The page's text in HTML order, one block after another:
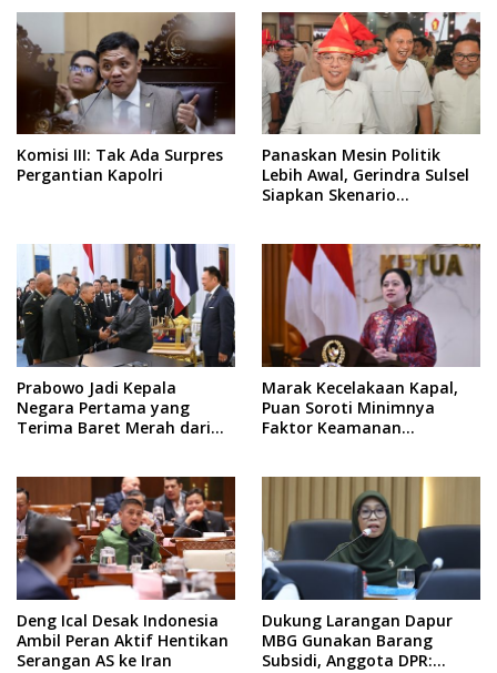
Komisi III: Tak Ada Surpres
Pergantian Kapolri
Panaskan Mesin Politik
Lebih Awal, Gerindra Sulsel
Siapkan Skenario
Prabowo Jadi Kepala
Negara Pertama yang
Terima Baret Merah dari
Marak Kecelakaan Kapal,
Puan Soroti Minimnya
Faktor Keamanan
Deng Ical Desak Indonesia
Ambil Peran Aktif Hentikan
Serangan AS ke Iran
Dukung Larangan Dapur
MBG Gunakan Barang
Subsidi, Anggota DPR: